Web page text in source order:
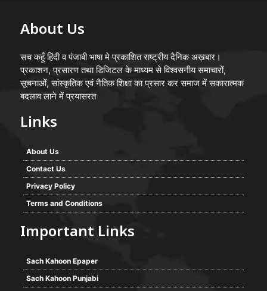
About Us
सच कहूँ हिंदी व पंजाबी भाषा मे प्रकाशित राष्ट्रीय दैनिक अख़बार।
प्रकाशन, प्रसारण तथा डिजिटल के माध्यम से विश्वसनीय समाचारों,
सूचनाओं, सांस्कृतिक एवं नैतिक शिक्षा का प्रसार कर समाज में सकारात्मक
बदलाव लाने में प्रयासरत
Links
About Us
Contact Us
Privacy Policy
Terms and Conditions
Important Links
Sach Kahoon Epaper
Sach Kahoon Punjabi